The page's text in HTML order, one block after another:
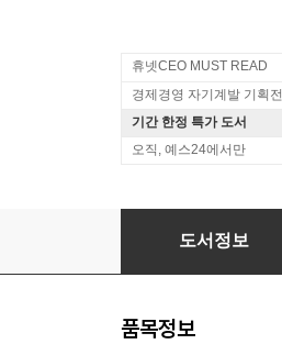
휴넷CEO MUST READ
경제경영 자기계발 기획전
기간 한정 특가 도서
오직, 예스24에서만
관계 수업
도서정보
품목정보